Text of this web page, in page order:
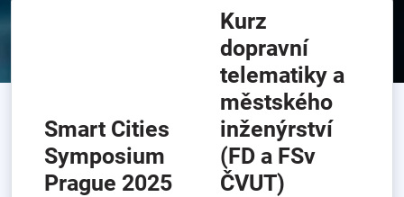
Smart Cities
Symposium
Prague 2025
Kurz
dopravní
telematiky a
městského
inženýrství
(FD a FSv
ČVUT)